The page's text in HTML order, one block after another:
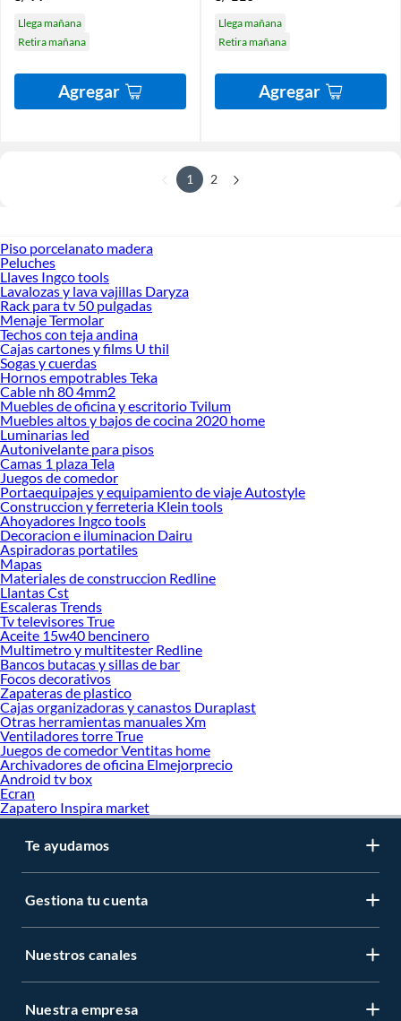
Llega mañana
Retira mañana
Agregar
Llega mañana
Retira mañana
Agregar
1 2
Piso porcelanato madera
Peluches
Llaves Ingco tools
Lavalozas y lava vajillas Daryza
Rack para tv 50 pulgadas
Menaje Termolar
Techos con teja andina
Cajas cartones y films U thil
Sogas y cuerdas
Hornos empotrables Teka
Cable nh 80 4mm2
Muebles de oficina y escritorio Tvilum
Muebles altos y bajos de cocina 2020 home
Luminarias led
Autonivelante para pisos
Camas 1 plaza Tela
Juegos de comedor
Portaequipajes y equipamiento de viaje Autostyle
Construccion y ferreteria Klein tools
Ahoyadores Ingco tools
Decoracion e iluminacion Dairu
Aspiradoras portatiles
Mapas
Materiales de construccion Redline
Llantas Cst
Escaleras Trends
Tv televisores True
Aceite 15w40 bencinero
Multimetro y multitester Redline
Bancos butacas y sillas de bar
Focos decorativos
Zapateras de plastico
Cajas organizadoras y canastos Duraplast
Otras herramientas manuales Xm
Ventiladores torre True
Juegos de comedor Ventitas home
Archivadores de oficina Elmejorprecio
Android tv box
Ecran
Zapatero Inspira market
Te ayudamos
Gestiona tu cuenta
Nuestros canales
Nuestra empresa